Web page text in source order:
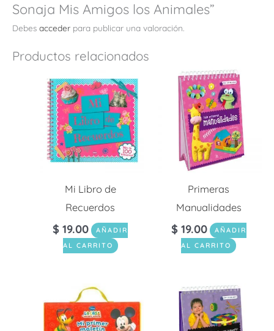
Sonaja Mis Amigos los Animales”
Debes acceder para publicar una valoración.
Productos relacionados
Mi Libro de
Recuerdos
$ 19.00
AÑADIR
AL CARRITO
Primeras
Manualidades
$ 19.00
AÑADIR
AL CARRITO